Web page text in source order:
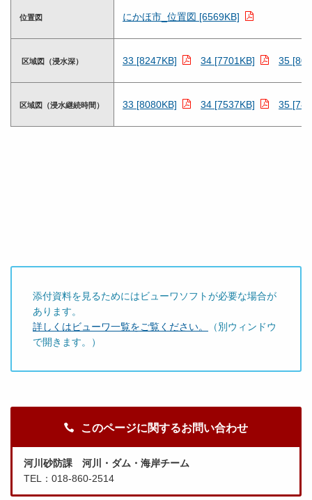
位置図 にかほ市_位置図 [6569KB]
区域図（浸水深） 33 [8247KB] 34 [7701KB] 35
区域図（浸水継続時間） 33 [8080KB] 34 [7537KB] 35
添付資料を見るためにはビューワソフトが必要な場合が
あります。
詳しくはビューワ一覧をご覧ください。
（別ウィンドウ
で開きます。）
このページに関するお問い合わせ
河川砂防課 河川・ダム・海岸チーム
TEL：018-860-2514